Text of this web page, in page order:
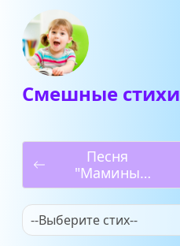
Смешные стихи
Песня
"Мамины
глаза"
--Выберите стих--